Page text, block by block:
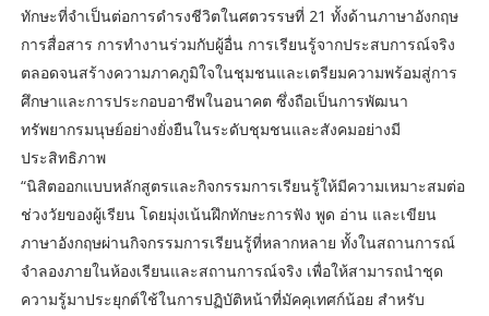
ทักษะที่จำเป็นต่อการดำรงชีวิตในศตวรรษที่ 21 ทั้งด้านภาษาอังกฤษ
การสื่อสาร การทำงานร่วมกับผู้อื่น การเรียนรู้จากประสบการณ์จริง
ตลอดจนสร้างความภาคภูมิใจในชุมชนและเตรียมความพร้อมสู่การ
ศึกษาและการประกอบอาชีพในอนาคต ซึ่งถือเป็นการพัฒนา
ทรัพยากรมนุษย์อย่างยั่งยืนในระดับชุมชนและสังคมอย่างมี
ประสิทธิภาพ
“นิสิตออกแบบหลักสูตรและกิจกรรมการเรียนรู้ให้มีความเหมาะสมต่อ
ช่วงวัยของผู้เรียน โดยมุ่งเน้นฝึกทักษะการฟัง พูด อ่าน และเขียน
ภาษาอังกฤษผ่านกิจกรรมการเรียนรู้ที่หลากหลาย ทั้งในสถานการณ์
จำลองภายในห้องเรียนและสถานการณ์จริง เพื่อให้สามารถนำชุด
ความรู้มาประยุกต์ใช้ในการปฏิบัติหน้าที่มัคคุเทศก์น้อย สำหรับ